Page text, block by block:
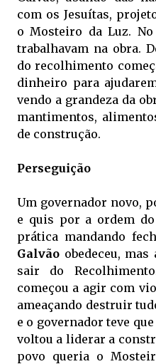
com os Jesuítas,
o Mosteiro da Luz.
trabalhavam na obra.
do recolhimento
dinheiro para
vendo a grandeza da
mantimentos,
de construção.
Perseguição
Um governador novo,
e quis por a ordem
prática mandando
Galvão obedeceu,
sair do
começou a agir com
ameaçando destruir
e o governador teve
voltou a liderar a
povo queria o